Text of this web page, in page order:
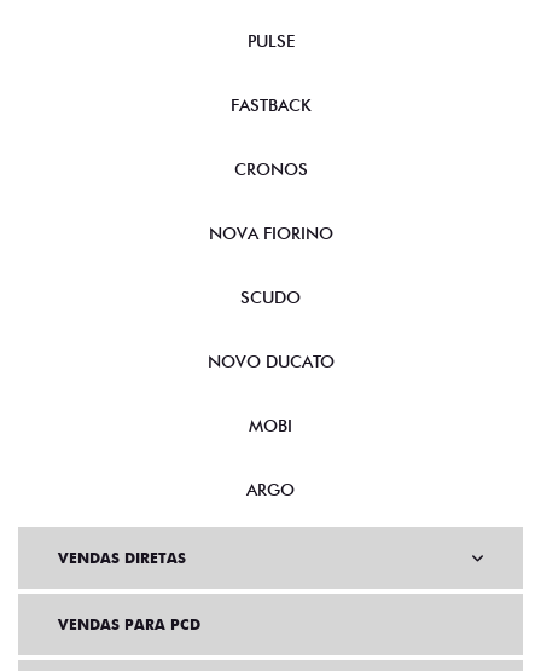
PULSE
FASTBACK
CRONOS
NOVA FIORINO
SCUDO
NOVO DUCATO
MOBI
ARGO
VENDAS DIRETAS
VENDAS PARA PCD